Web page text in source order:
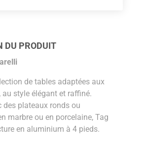
DU PRODUIT
de tables adaptées aux
au style élégant et raffiné.
des plateaux ronds ou
marbre ou en porcelaine, Tag
en aluminium à 4 pieds.